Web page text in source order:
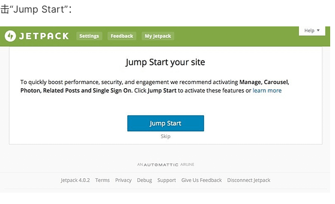
击“Jump Start”：